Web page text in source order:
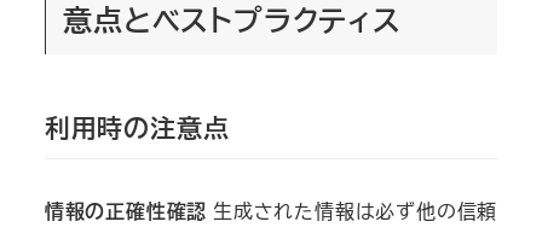
意点とベストプラクティス
利用時の注意点
情報の正確性確認 生成された情報は必ず他の信頼